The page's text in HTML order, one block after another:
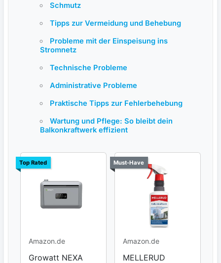
Schmutz
Tipps‌ zur Vermeidung​ und Behebung
Probleme mit der Einspeisung ins
Stromnetz
Technische Probleme
Administrative Probleme
Praktische Tipps zur Fehlerbehebung
Wartung und Pflege: So bleibt dein
Balkonkraftwerk effizient
Top Rated
Amazon.de
Growatt NEXA
Must-Have
Amazon.de
MELLERUD